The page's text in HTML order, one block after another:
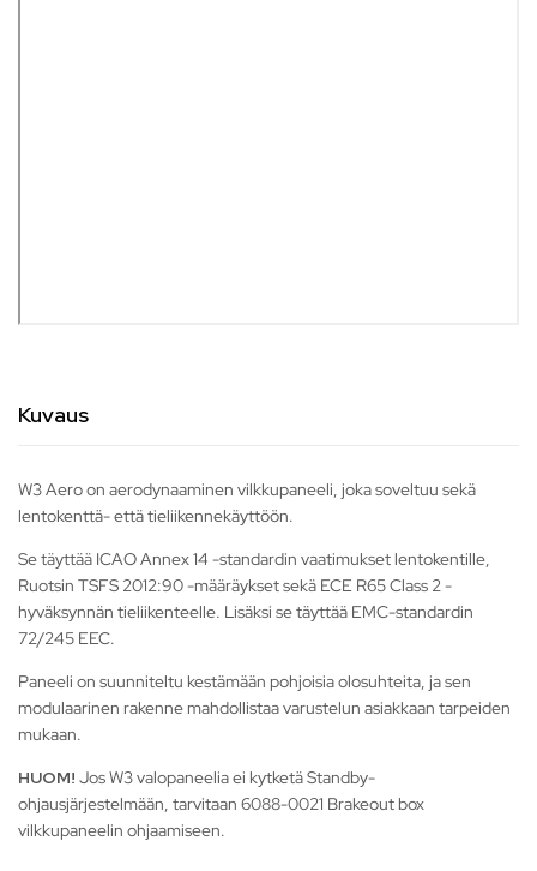
Kuvaus
W3 Aero on aerodynaaminen vilkkupaneeli, joka soveltuu sekä
lentokenttä- että tieliikennekäyttöön.
Se täyttää ICAO Annex 14 -standardin vaatimukset lentokentille,
Ruotsin TSFS 2012:90 -määräykset sekä ECE R65 Class 2 -
hyväksynnän tieliikenteelle. Lisäksi se täyttää EMC-standardin
72/245 EEC.
Paneeli on suunniteltu kestämään pohjoisia olosuhteita, ja sen
modulaarinen rakenne mahdollistaa varustelun asiakkaan tarpeiden
mukaan.
HUOM! Jos W3 valopaneelia ei kytketä Standby-
ohjausjärjestelmään, tarvitaan 6088-0021 Brakeout box
vilkkupaneelin ohjaamiseen.